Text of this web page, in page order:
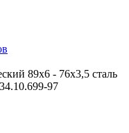
89х6 - 76х3,5 сталь
97